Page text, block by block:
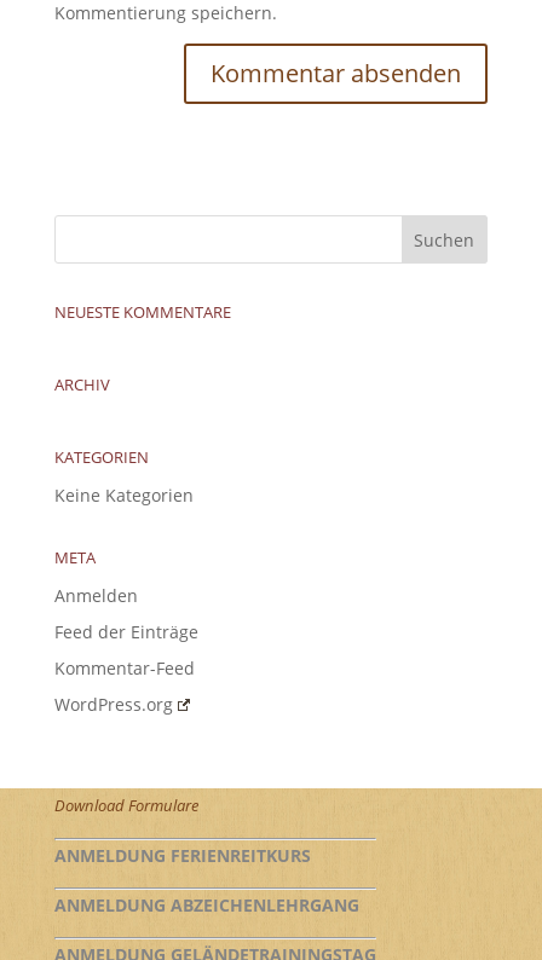
Kommentierung speichern.
NEUESTE KOMMENTARE
ARCHIV
KATEGORIEN
Keine Kategorien
META
Anmelden
Feed der Einträge
Kommentar-Feed
WordPress.org
Download Formulare
ANMELDUNG FERIENREITKURS
ANMELDUNG ABZEICHENLEHRGANG
ANMELDUNG GELÄNDETRAININGSTAG